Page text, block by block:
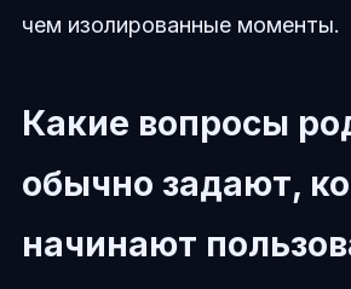
чем изолированные моменты.
Какие вопросы
обычно задают,
начинают